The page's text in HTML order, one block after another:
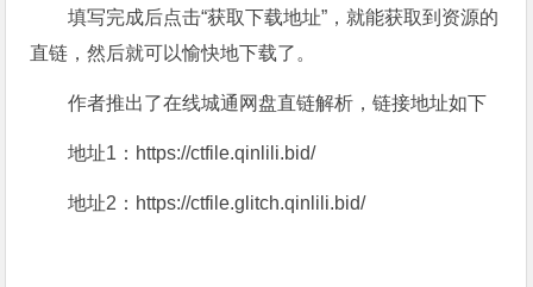
填写完成后点击“获取下载地址”，就能获取到资源的
直链，然后就可以愉快地下载了。
作者推出了在线城通网盘直链解析，链接地址如下
地址1：https://ctfile.qinlili.bid/
地址2：https://ctfile.glitch.qinlili.bid/